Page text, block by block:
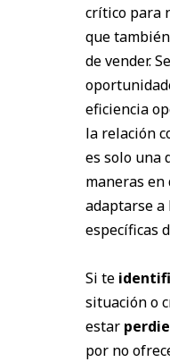
crítico para
que
de vender.
eficiencia
la relación
es solo una
maneras en
adaptarse a
específicas
Si te
situación o
estar
por no